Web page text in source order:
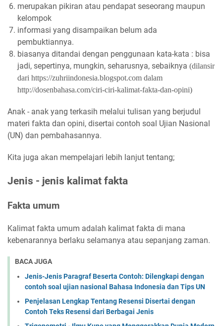
merupakan pikiran atau pendapat seseorang maupun
kelompok
informasi yang disampaikan belum ada
pembuktiannya.
biasanya ditandai dengan penggunaan kata-kata : bisa
jadi, sepertinya, mungkin, seharusnya, sebaiknya (dilansir
dari https://zuhriindonesia.blogspot.com dalam
http://dosenbahasa.com/ciri-ciri-kalimat-fakta-dan-opini)
Anak - anak yang terkasih melalui tulisan yang berjudul
materi fakta dan opini, disertai contoh soal Ujian Nasional
(UN) dan pembahasannya.
Kita juga akan mempelajari lebih lanjut tentang;
Jenis - jenis kalimat fakta
Fakta umum
Kalimat fakta umum adalah kalimat fakta di mana
kebenarannya berlaku selamanya atau sepanjang zaman.
BACA JUGA
Jenis-Jenis Paragraf Beserta Contoh: Dilengkapi dengan
contoh soal ujian nasional Bahasa Indonesia dan Tips UN
Penjelasan Lengkap Tentang Resensi Disertai dengan
Contoh Teks Resensi dari Berbagai Jenis